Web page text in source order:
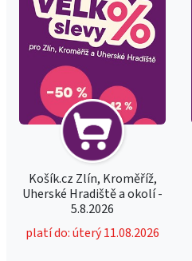
Košík.cz Zlín, Kroměříž,
Uherské Hradiště a okolí -
5.8.2026
platí do: úterý 11.08.2026